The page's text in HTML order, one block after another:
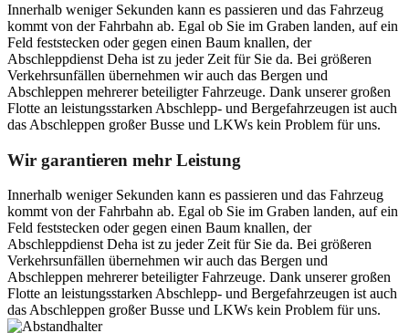
Innerhalb weniger Sekunden kann es passieren und das Fahrzeug
kommt von der Fahrbahn ab. Egal ob Sie im Graben landen, auf ein
Feld feststecken oder gegen einen Baum knallen, der
Abschleppdienst Deha ist zu jeder Zeit für Sie da. Bei größeren
Verkehrsunfällen übernehmen wir auch das Bergen und
Abschleppen mehrerer beteiligter Fahrzeuge. Dank unserer großen
Flotte an leistungsstarken Abschlepp- und Bergefahrzeugen ist auch
das Abschleppen großer Busse und LKWs kein Problem für uns.
Wir garantieren mehr Leistung
Innerhalb weniger Sekunden kann es passieren und das Fahrzeug
kommt von der Fahrbahn ab. Egal ob Sie im Graben landen, auf ein
Feld feststecken oder gegen einen Baum knallen, der
Abschleppdienst Deha ist zu jeder Zeit für Sie da. Bei größeren
Verkehrsunfällen übernehmen wir auch das Bergen und
Abschleppen mehrerer beteiligter Fahrzeuge. Dank unserer großen
Flotte an leistungsstarken Abschlepp- und Bergefahrzeugen ist auch
das Abschleppen großer Busse und LKWs kein Problem für uns.